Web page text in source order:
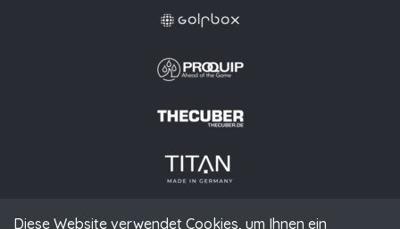
Diese Website verwendet Cookies, um Ihnen ein